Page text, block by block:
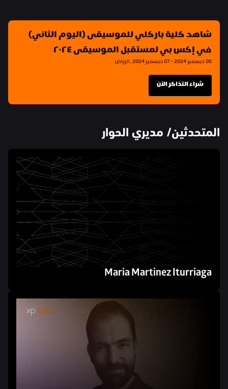
في إكس بي لمستقبل الموسيقى ٢٠٢٤
05 ديسمبر 2024 - 07 ديسمبر 2024, الرياض
شراء التذاكر الآن
المتحدثين/ مديري الحوار
Maria Martinez Iturriaga